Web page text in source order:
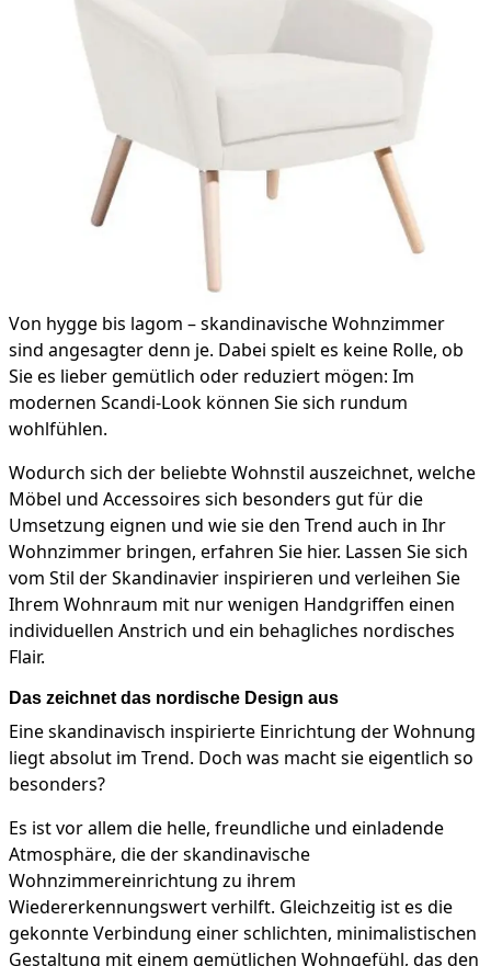
Von hygge bis lagom – skandinavische Wohnzimmer
sind angesagter denn je. Dabei spielt es keine Rolle, ob
Sie es lieber gemütlich oder reduziert mögen: Im
modernen Scandi-Look können Sie sich rundum
wohlfühlen.
Wodurch sich der beliebte Wohnstil auszeichnet, welche
Möbel und Accessoires sich besonders gut für die
Umsetzung eignen und wie sie den Trend auch in Ihr
Wohnzimmer bringen, erfahren Sie hier. Lassen Sie sich
vom Stil der Skandinavier inspirieren und verleihen Sie
Ihrem Wohnraum mit nur wenigen Handgriffen einen
individuellen Anstrich und ein behagliches nordisches
Flair.
Das zeichnet das nordische Design aus
Eine skandinavisch inspirierte Einrichtung der Wohnung
liegt absolut im Trend. Doch was macht sie eigentlich so
besonders?
Es ist vor allem die helle, freundliche und einladende
Atmosphäre, die der skandinavische
Wohnzimmereinrichtung zu ihrem
Wiedererkennungswert verhilft. Gleichzeitig ist es die
gekonnte Verbindung einer schlichten, minimalistischen
Gestaltung mit einem gemütlichen Wohngefühl, das den